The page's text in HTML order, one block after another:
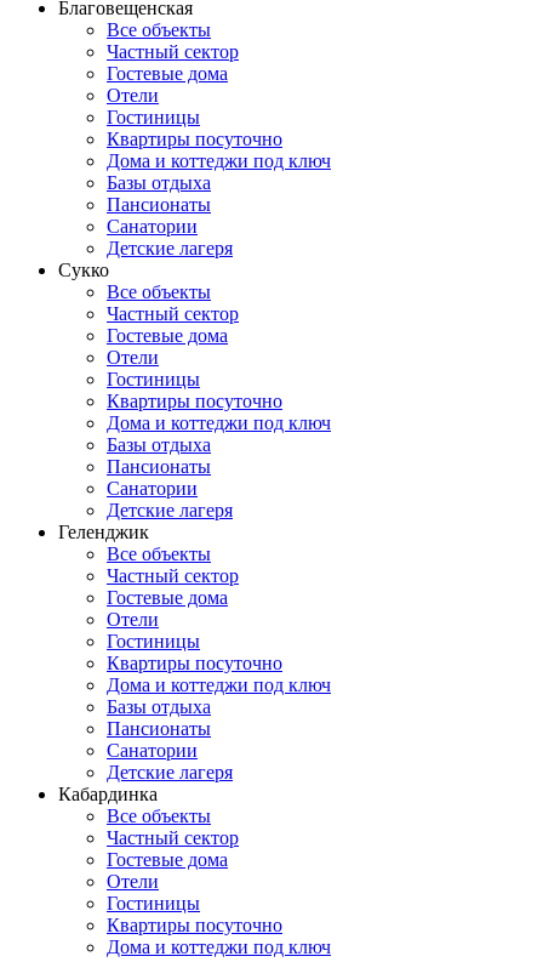
Благовещенская
Все объекты
Частный сектор
Гостевые дома
Отели
Гостиницы
Квартиры посуточно
Дома и коттеджи под ключ
Базы отдыха
Пансионаты
Санатории
Детские лагеря
Сукко
Все объекты
Частный сектор
Гостевые дома
Отели
Гостиницы
Квартиры посуточно
Дома и коттеджи под ключ
Базы отдыха
Пансионаты
Санатории
Детские лагеря
Геленджик
Все объекты
Частный сектор
Гостевые дома
Отели
Гостиницы
Квартиры посуточно
Дома и коттеджи под ключ
Базы отдыха
Пансионаты
Санатории
Детские лагеря
Кабардинка
Все объекты
Частный сектор
Гостевые дома
Отели
Гостиницы
Квартиры посуточно
Дома и коттеджи под ключ